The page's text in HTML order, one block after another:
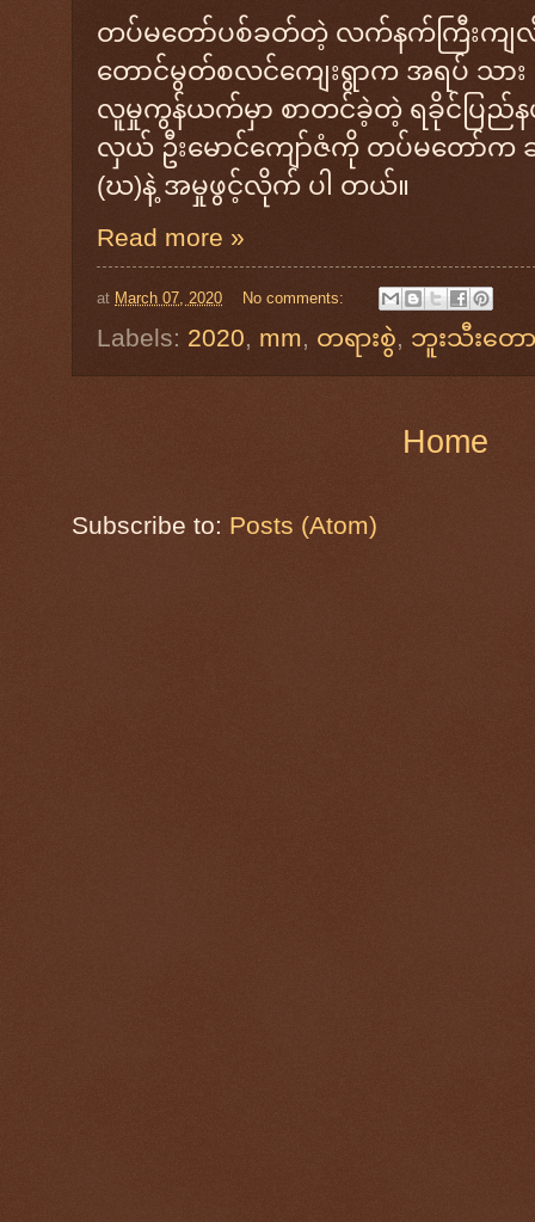
တပ်မတော်ပစ်ခတ်တဲ့ လက်နက်ကြီးကျ
တောင်မွတ်စလင်ကျေးရွာက အရပ် သာ
လူမှုကွန်ယက်မှာ စာတင်ခဲ့တဲ့ ရခိုင်ပြည်
လှယ် ဦးမောင်ကျော်ဇံကို တပ်မတော်က
(ဃ)နဲ့ အမှုဖွင့်လိုက် ပါ တယ်။
Read more »
at March 07, 2020 No comments:
Labels: 2020, mm, တရားစွဲ, ဘူးသီးတေ
Home
Subscribe to: Posts (Atom)